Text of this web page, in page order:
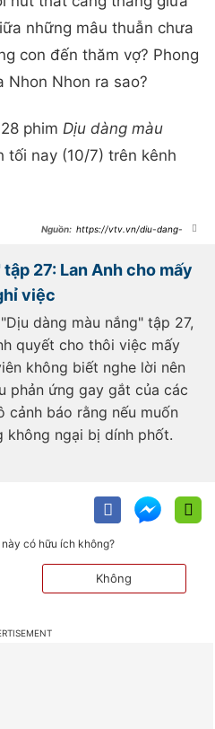
những mâu thuẫn chưa
con đến thăm vợ? Phong
Nhon Nhon ra sao?
phim Dịu dàng màu
tối nay (10/7) trên kênh
https://vtv.vn/diu-dang-
27: Lan Anh cho mấy
việc
dàng màu nắng" tập 27,
quyết cho thôi việc mấy
không biết nghe lời nên
phản ứng gay gắt của các
cảnh báo rằng nếu muốn
không ngại bị dính phốt.
có hữu ích không?
Không